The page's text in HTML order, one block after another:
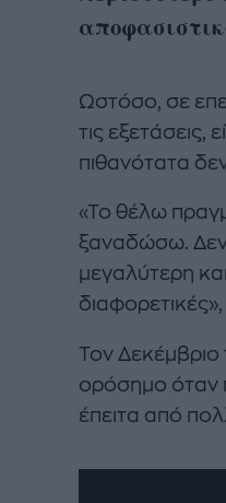
Ωστόσο, σε
τις εξετάσεις,
πιθανότατα
«Το θέλω
ξαναδώσω. Δεν
μεγαλύτερη
διαφορετικές»,
Τον Δεκέμβριο
ορόσημο όταν
έπειτα από